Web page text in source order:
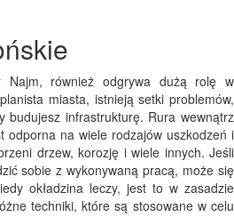
Najm, również odgrywa dużą rolę w
miasta, istnieją setki problemów,
budujesz infrastrukturę. Rura wewnątrz
odporna na wiele rodzajów uszkodzeń i
drzew, korozję i wiele innych. Jeśli
sobie z wykonywaną pracą, może się
okładzina leczy, jest to w zasadzie
techniki, które są stosowane w celu